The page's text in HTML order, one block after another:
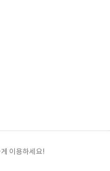
이용하세요!